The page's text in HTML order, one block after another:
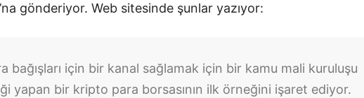
gönderiyor. Web sitesinde şunlar yazıyor:
bağışları için bir kanal sağlamak için bir kamu mali kuruluşu
yapan bir kripto para borsasının ilk örneğini işaret ediyor.